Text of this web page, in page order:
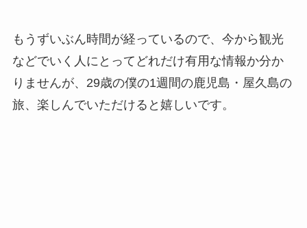
もうずいぶん時間が経っているので、今から観光
などでいく人にとってどれだけ有用な情報か分か
りませんが、29歳の僕の1週間の鹿児島・屋久島の
旅、楽しんでいただけると嬉しいです。